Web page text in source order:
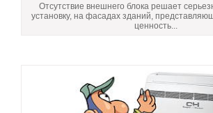
Отсутствие внешнего блока решает
установку, на фасадах зданий,
ценность...